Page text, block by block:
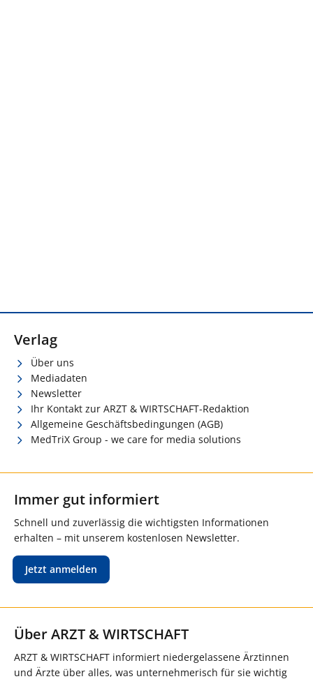
Verlag
Über uns
Mediadaten
Newsletter
Ihr Kontakt zur ARZT & WIRTSCHAFT-Redaktion
Allgemeine Geschäftsbedingungen (AGB)
MedTriX Group - we care for media solutions
Immer gut informiert
Schnell und zuverlässig die wichtigsten Informationen
erhalten – mit unserem kostenlosen Newsletter.
Jetzt anmelden
Über ARZT & WIRTSCHAFT
ARZT & WIRTSCHAFT informiert niedergelassene Ärztinnen
und Ärzte über alles, was unternehmerisch für sie wichtig